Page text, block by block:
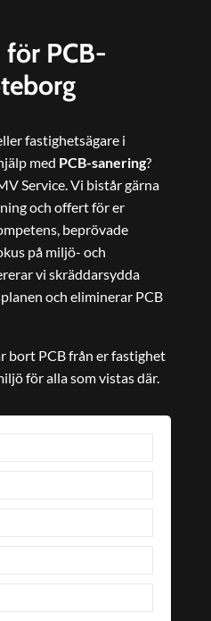
PCB-
fastighetsägare i
med PCB-sanering?
Service. Vi bistår gärna
och offert för er
beprövade
på miljö- och
vi skräddarsydda
och eliminerar PCB
bort PCB från er fastighet
för alla som vistas där.